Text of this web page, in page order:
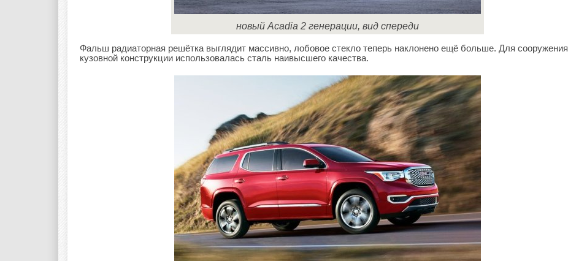
новый Acadia 2 генерации, вид спереди
Фальш радиаторная решётка выглядит массивно, лобовое стекло теперь наклонено ещё больше. Для сооружения
кузовной конструкции использовалась сталь наивысшего качества.